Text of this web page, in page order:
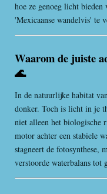
hoe ze genoeg licht
'Mexicaanse wandelvis' te
Waarom de juiste
🌊
In de natuurlijke habitat
donker. Toch is licht in je
niet alleen het biologische
motor achter een stabiele
stagneert de fotosynthese,
verstoorde waterbalans tot